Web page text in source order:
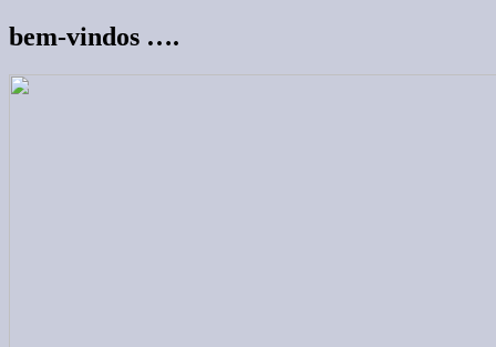
bem-vindos ….